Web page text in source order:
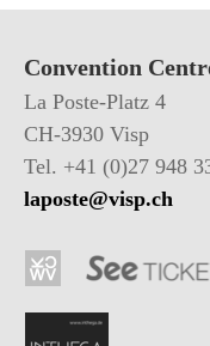
Convention
La Poste-Platz 4
CH-3930 Visp
Tel. +41 (0)27 948
laposte@visp.ch